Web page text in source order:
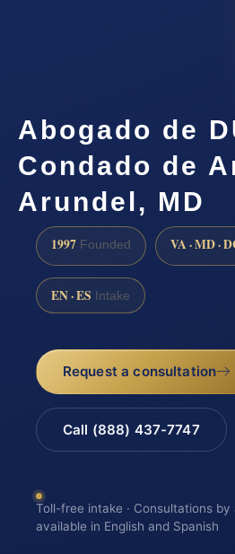
Abogado de
Condado de
Arundel, MD
1997 Founded VA · MD ·
EN · ES Intake
Request a consultation
Call (888) 437-7747
Toll-free intake · Consultations by
available in English and Spanish